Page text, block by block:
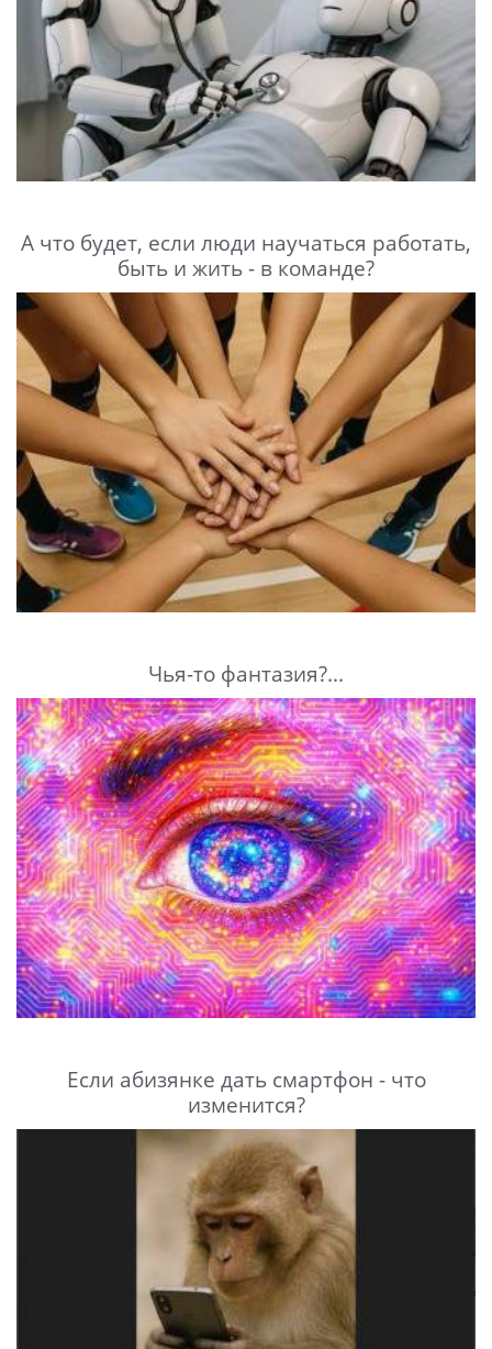
А что будет, если люди научаться работать,
быть и жить - в команде?
Чья-то фантазия?...
Если абизянке дать смартфон - что
изменится?